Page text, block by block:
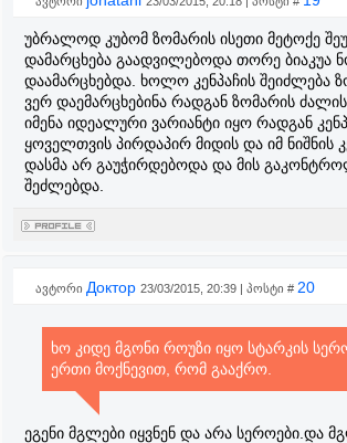
უბრალოდ კუბომ ზომარის ისეთი მეტოქე
დამარცხება გაადვილებოდა თორე ბიაკუა
დაამარცხებდა. ხოლო კენპაჩის შეიძლება
ვერ დაემარცხებინა რადგან ზომარის
იმენა იდეალური ვარიანტი იყო რადგან
ყოველთვის პირდაპირ მიდის და იმ ნიშნის
დასმა არ გაუჭირდებოდა და მის
შეძლებდა.
ავტორი Доктор 23/03/2015, 20:39 | პოსტი # 20
ხო კიდე მგონი როუზი იყო სტარკის
ერთი მოქნევით, რომ გააქრო.
ეგენი მგლები იყვნენ და არა სეროები.და